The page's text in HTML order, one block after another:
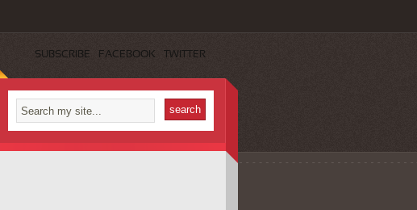
SUBSCRIBE FACEBOOK TWITTER